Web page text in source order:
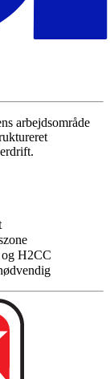
arbejdsområde
H2CC